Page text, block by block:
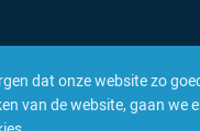
dat onze website zo
van de website, gaan we